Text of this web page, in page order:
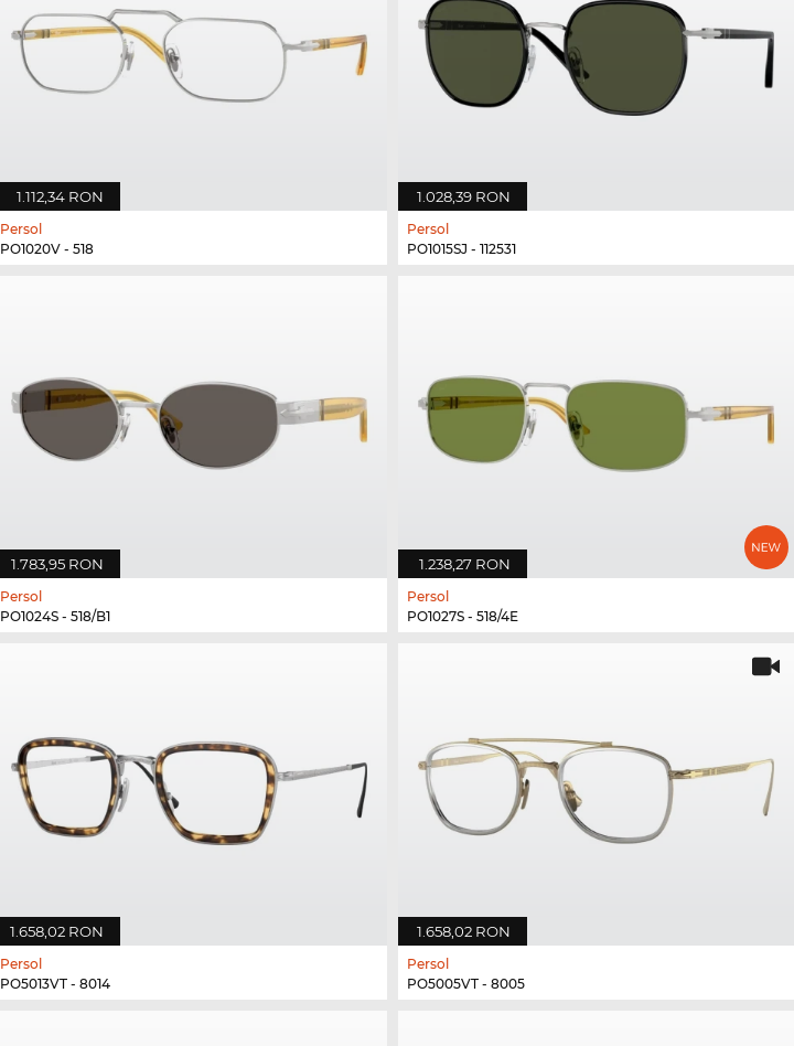
1.112,34 RON
Persol
PO1020V - 518
1.028,39 RON
Persol
PO1015SJ - 112531
1.783,95 RON
Persol
PO1024S - 518/B1
1.238,27 RON
Persol
PO1027S - 518/4E
1.658,02 RON
Persol
PO5013VT - 8014
1.658,02 RON
Persol
PO5005VT - 8005